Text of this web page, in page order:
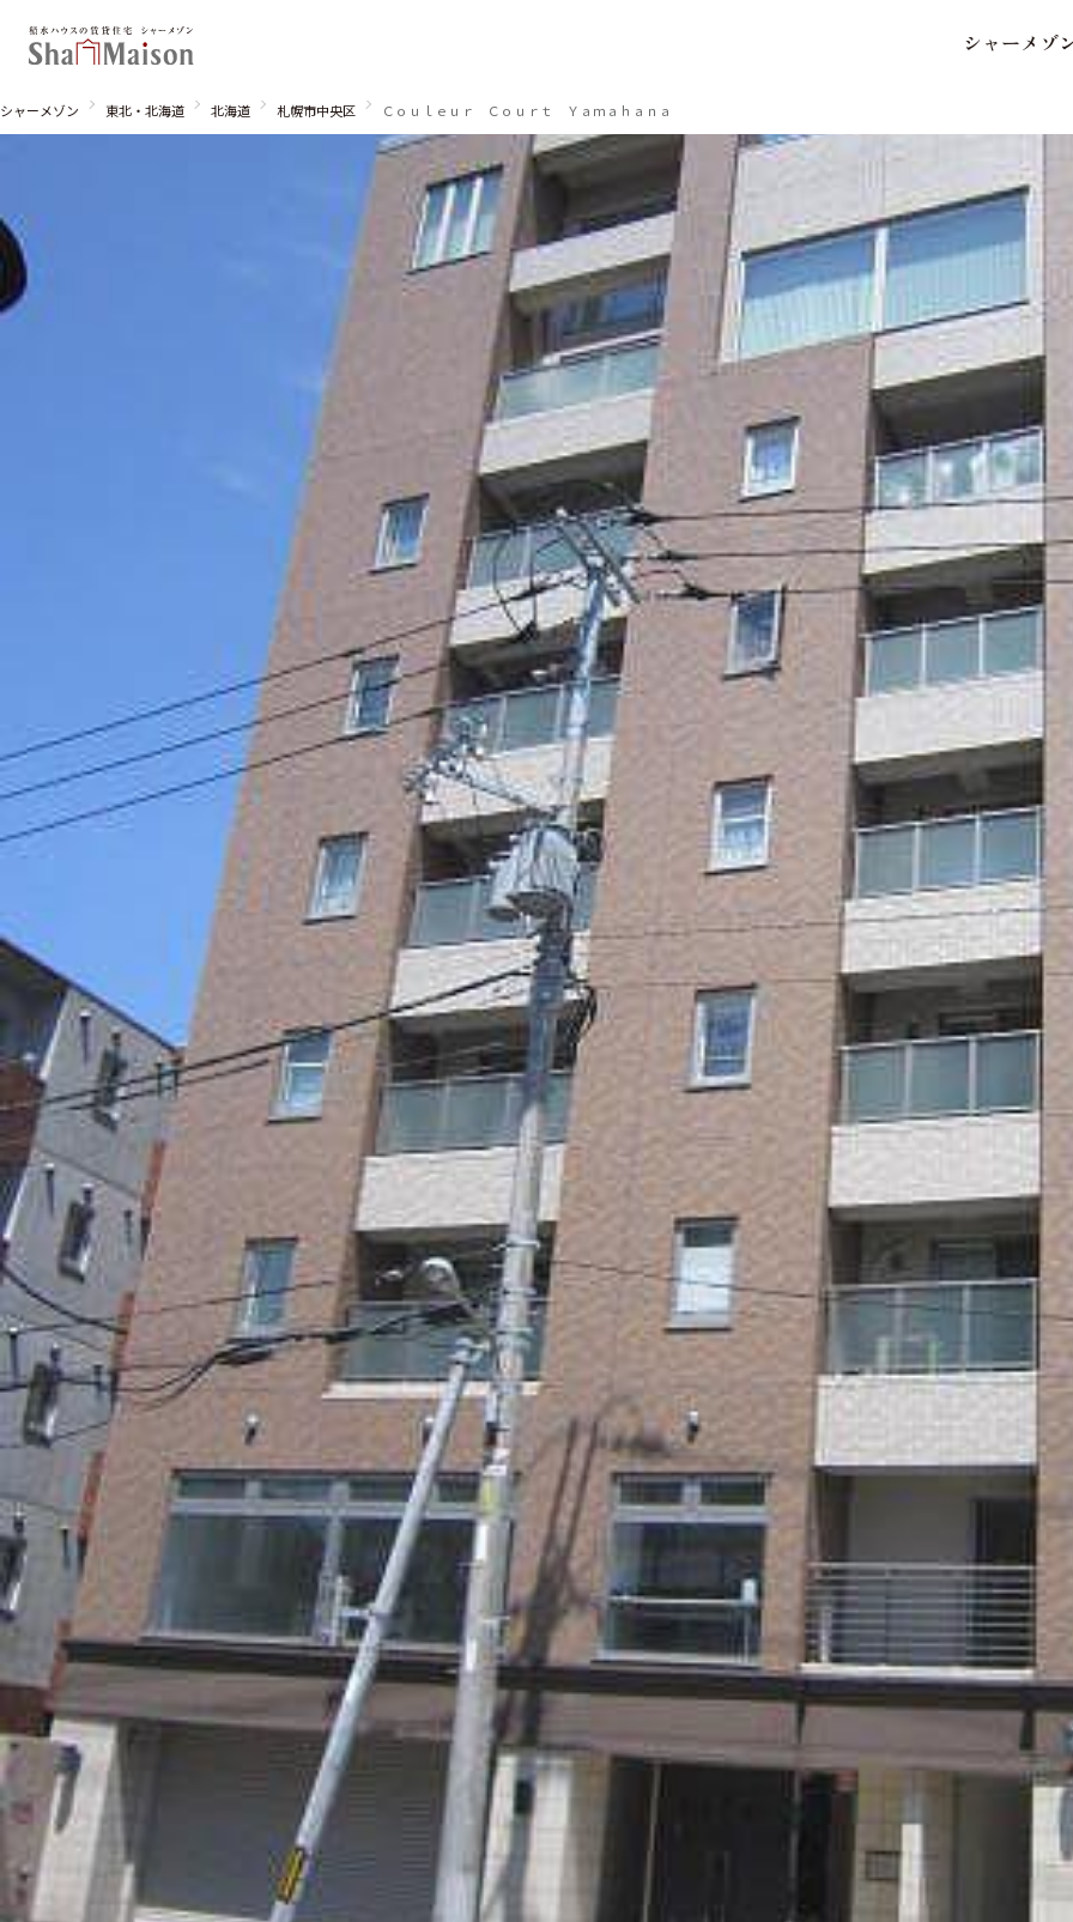
シ ャーメ ゾ
関東
中部
九州
市区郡・路線・駅から
地図から探す
シャーメゾンとは シャーメゾンセレクション ルームツアー
ShaMaison STYLE
シャーメゾ
らくらく内
シャーメ
お問い合わ
シャーメゾ
らくらく
シャーメゾ
らくらくプ
シャーメゾン 東北・北海道 北海道 札幌市中央区 Ｃｏｕｌｅｕｒ Ｃｏｕｒｔ Ｙａｍａｈａｎａ